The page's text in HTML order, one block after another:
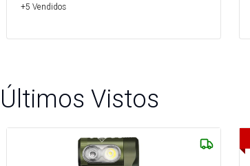
+5 Vendidos
Últimos Vistos